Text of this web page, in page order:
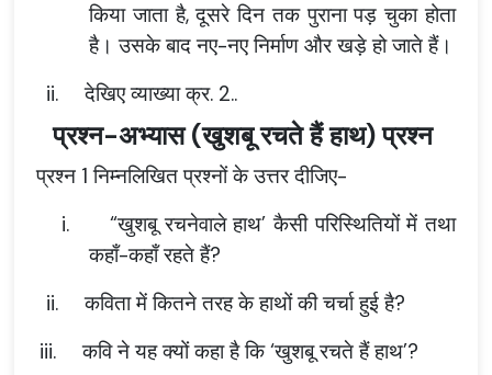
किया जाता है, दूसरे दिन तक पुराना पड़ चुका होता
है। उसके बाद नए-नए निर्माण और खड़े हो जाते हैं।
ii.
देखिए व्याख्या क्र. 2..
प्रश्न-अभ्यास (खुशबू रचते हैं हाथ) प्रश्न
प्रश्न 1 निम्नलिखित प्रश्नों के उत्तर दीजिए-
i.
“खुशबू रचनेवाले हाथ’ कैसी परिस्थितियों में तथा
कहाँ-कहाँ रहते हैं?
ii.
कविता में कितने तरह के हाथों की चर्चा हुई है?
iii.
कवि ने यह क्यों कहा है कि ‘खुशबू रचते हैं हाथ’?